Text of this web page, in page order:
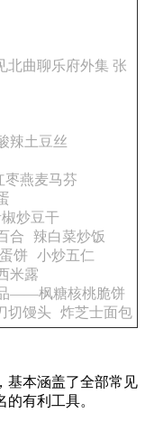
北曲聊乐府外集 张
辣土豆丝
枣燕麦马芬
炒豆干
合
辣白菜炒饭
饼
小炒五仁
米露
——枫糖核桃脆饼
切馒头 炸芝士面包
基本涵盖了全部常见
有利工具。